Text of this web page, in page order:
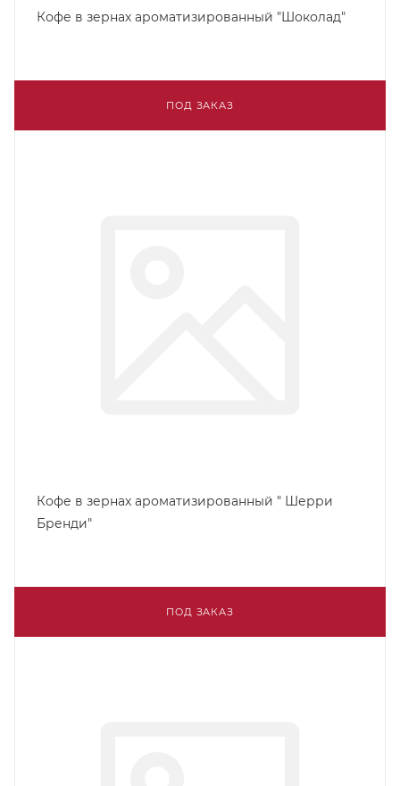
Кофе в зернах ароматизированный "Шоколад"
ПОД ЗАКАЗ
Кофе в зернах ароматизированный " Шерри
Бренди"
ПОД ЗАКАЗ